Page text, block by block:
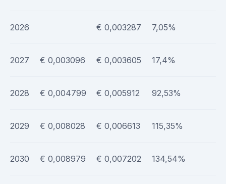
2026 € 0,003287 7,05%
2027 € 0,003096 € 0,003605 17,4%
2028 € 0,004799 € 0,005912 92,53%
2029 € 0,008028 € 0,006613 115,35%
2030 € 0,008979 € 0,007202 134,54%